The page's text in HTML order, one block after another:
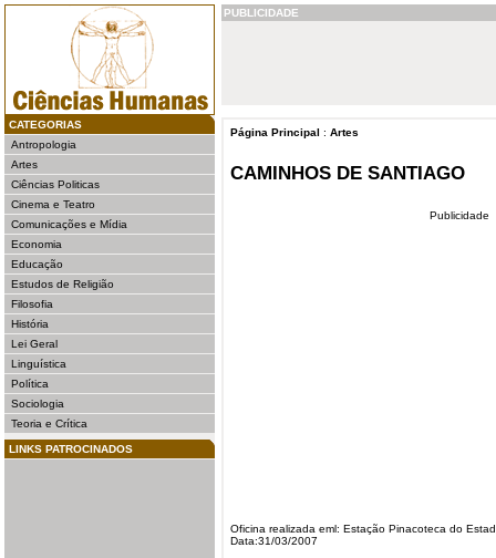
CATEGORIAS
Antropologia
Artes
Ciências Politicas
Cinema e Teatro
Comunicações e Mídia
Economia
Educação
Estudos de Religião
Filosofia
História
Lei Geral
Linguística
Política
Sociologia
Teoria e Crítica
LINKS PATROCINADOS
PUBLICIDADE
Página Principal : Artes
CAMINHOS DE SANTIAGO
Publicidade
Oficina realizada eml: Estação Pinacoteca do
Data:31/03/2007